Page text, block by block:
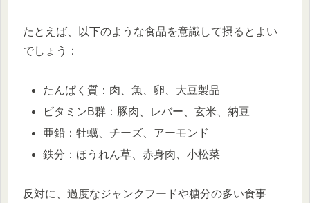
たとえば、以下のような食品を意識して摂るとよい
でしょう：
たんぱく質：肉、魚、卵、大豆製品
ビタミンB群：豚肉、レバー、玄米、納豆
亜鉛：牡蠣、チーズ、アーモンド
鉄分：ほうれん草、赤身肉、小松菜
反対に、過度なジャンクフードや糖分の多い食事